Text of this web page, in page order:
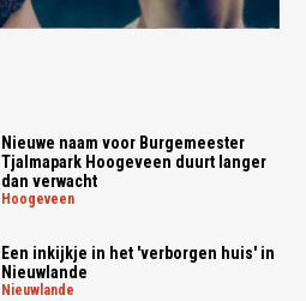
Nieuwe naam voor Burgemeester
Tjalmapark Hoogeveen duurt langer
dan verwacht
hoogeveen
Een inkijkje in het 'verborgen huis' in
Nieuwlande
nieuwlande